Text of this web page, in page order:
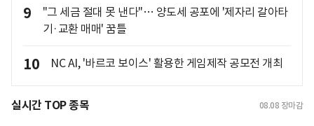
9
"그 세금 절대 못 낸다"… 양도세 공포에 '제자리 갈아타
기·교환 매매' 꿈틀
10 NC AI, '바르코 보이스' 활용한 게임제작 공모전 개최
실시간 TOP 종목 08.08 장마감